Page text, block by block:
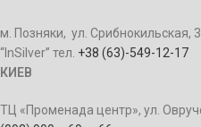
м. Позняки, ул. Срибнокильская,
“InSilver” тел. +38 (63)-549-12-17
КИЕВ
ТЦ «Променада центр», ул.